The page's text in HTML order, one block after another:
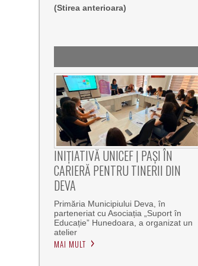
(Stirea anterioara)
INIȚIATIVĂ UNICEF | PAȘI ÎN
CARIERĂ PENTRU TINERII DIN
DEVA
Primăria Municipiului Deva, în
parteneriat cu Asociația „Suport în
Educație” Hunedoara, a organizat un
atelier
MAI MULT